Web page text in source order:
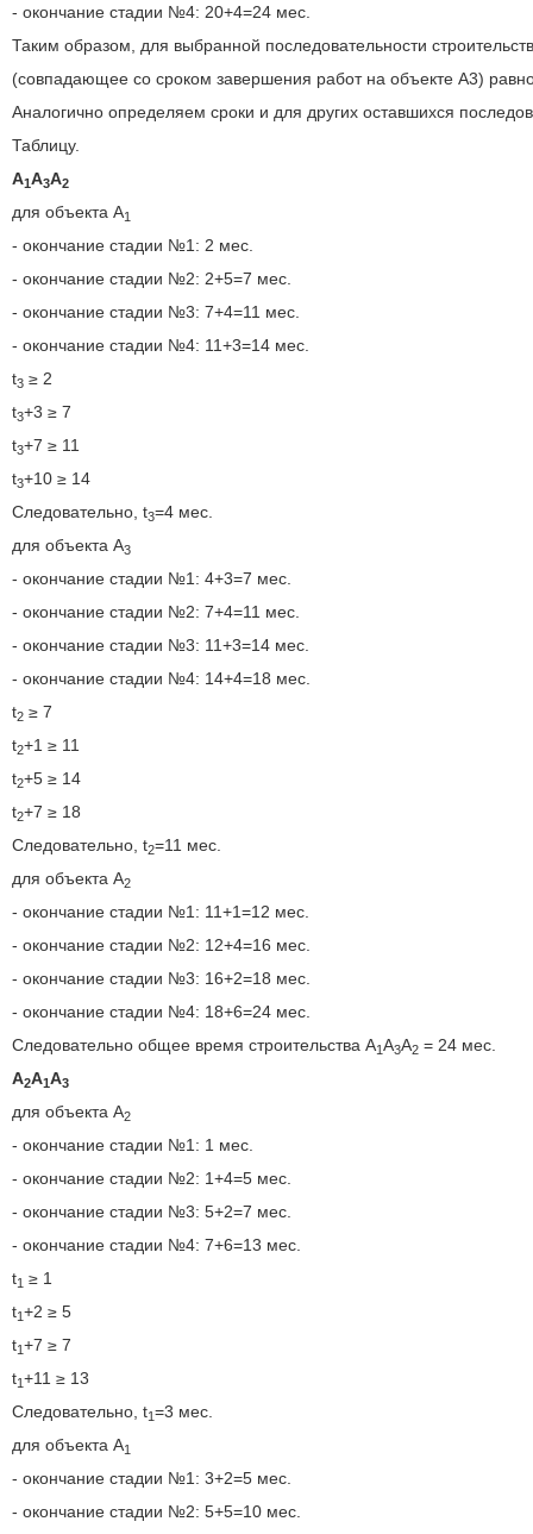
- окончание стадии №4: 20+4=24 мес.
Таким образом, для выбранной последовательности
(совпадающее со сроком завершения работ на объекте А3)
Аналогично определяем сроки и для других оставшихся
Таблицу.
A1A3A2
для объекта A1
- окончание стадии №1: 2 мес.
- окончание стадии №2: 2+5=7 мес.
- окончание стадии №3: 7+4=11 мес.
- окончание стадии №4: 11+3=14 мес.
t3 ≥ 2
t3+3 ≥ 7
t3+7 ≥ 11
t3+10 ≥ 14
Следовательно, t3=4 мес.
для объекта A3
- окончание стадии №1: 4+3=7 мес.
- окончание стадии №2: 7+4=11 мес.
- окончание стадии №3: 11+3=14 мес.
- окончание стадии №4: 14+4=18 мес.
t2 ≥ 7
t2+1 ≥ 11
t2+5 ≥ 14
t2+7 ≥ 18
Следовательно, t2=11 мес.
для объекта A2
- окончание стадии №1: 11+1=12 мес.
- окончание стадии №2: 12+4=16 мес.
- окончание стадии №3: 16+2=18 мес.
- окончание стадии №4: 18+6=24 мес.
Следовательно общее время строительства A1A3A2 = 24 мес.
A2A1A3
для объекта A2
- окончание стадии №1: 1 мес.
- окончание стадии №2: 1+4=5 мес.
- окончание стадии №3: 5+2=7 мес.
- окончание стадии №4: 7+6=13 мес.
t1 ≥ 1
t1+2 ≥ 5
t1+7 ≥ 7
t1+11 ≥ 13
Следовательно, t1=3 мес.
для объекта A1
- окончание стадии №1: 3+2=5 мес.
- окончание стадии №2: 5+5=10 мес.